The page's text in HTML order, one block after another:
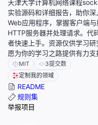
天津大学计算机网络课程
实验源码和详细报告，助你
Web应用程序，掌握客户端
HTTP服务器并处理请求。代
者快速上手。资源仅供学习研
愿为你的学习之路提供有力支
MIT 3提交数
定制我的领域
README
规则集
举报项目